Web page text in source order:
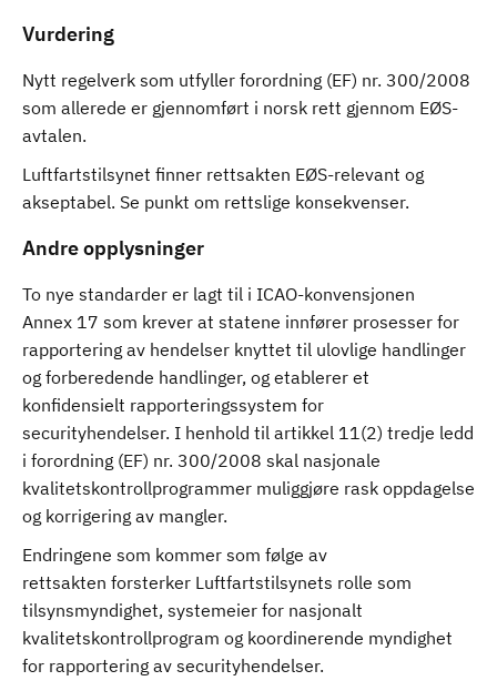
Vurdering
Nytt regelverk som utfyller forordning (EF) nr. 300/2008
som allerede er gjennomført i norsk rett gjennom EØS-
avtalen.
Luftfartstilsynet finner rettsakten EØS-relevant og
akseptabel. Se punkt om rettslige konsekvenser.
Andre opplysninger
To nye standarder er lagt til i ICAO-konvensjonen
Annex 17 som krever at statene innfører prosesser for
rapportering av hendelser knyttet til ulovlige handlinger
og forberedende handlinger, og etablerer et
konfidensielt rapporteringssystem for
securityhendelser. I henhold til artikkel 11(2) tredje ledd
i forordning (EF) nr. 300/2008 skal nasjonale
kvalitetskontrollprogrammer muliggjøre rask oppdagelse
og korrigering av mangler.
Endringene som kommer som følge av
rettsakten forsterker Luftfartstilsynets rolle som
tilsynsmyndighet, systemeier for nasjonalt
kvalitetskontrollprogram og koordinerende myndighet
for rapportering av securityhendelser.